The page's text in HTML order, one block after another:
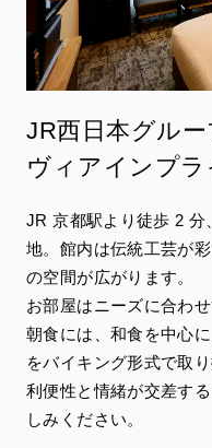
JR西日本グルー
ヴィアインプラ
JR 京都駅より徒歩 2 分
地。館内は伝統工芸が
の空間が広がります。
お部屋はニーズに合わ
朝食には、和食を中心
をバイキング形式で取り
利便性と情緒が交差す
しみください。